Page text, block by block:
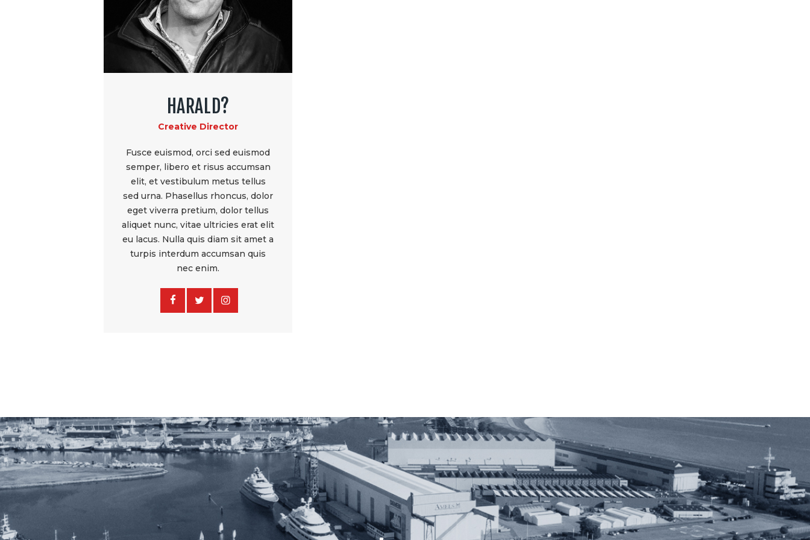
HARALD?
Creative Director
Fusce euismod, orci sed euismod
semper, libero et risus accumsan
elit, et vestibulum metus tellus
sed urna. Phasellus rhoncus, dolor
eget viverra pretium, dolor tellus
aliquet nunc, vitae ultricies erat elit
eu lacus. Nulla quis diam sit amet a
turpis interdum accumsan quis
nec enim.